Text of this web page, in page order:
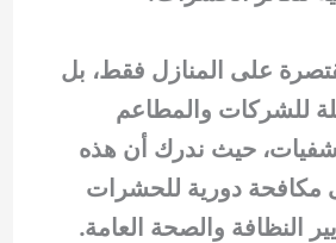
على المنازل فقط، بل
للشركات والمطاعم
حيث ندرك أن هذه
مكافحة دورية للحشرات
النظافة والصحة العامة.